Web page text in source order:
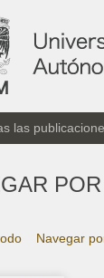
las
Navegar